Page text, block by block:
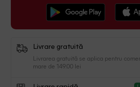
Livrare gratuită
Livrarea gratuită se aplica pentru
mare de 149.00 lei